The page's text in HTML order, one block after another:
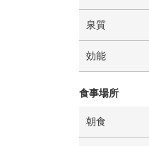
泉質
効能
食事場所
朝食